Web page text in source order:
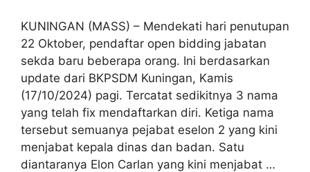
KUNINGAN (MASS) – Mendekati hari penutupan
22 Oktober, pendaftar open bidding jabatan
sekda baru beberapa orang. Ini berdasarkan
update dari BKPSDM Kuningan, Kamis
(17/10/2024) pagi. Tercatat sedikitnya 3 nama
yang telah fix mendaftarkan diri. Ketiga nama
tersebut semuanya pejabat eselon 2 yang kini
menjabat kepala dinas dan badan. Satu
diantaranya Elon Carlan yang kini menjabat …